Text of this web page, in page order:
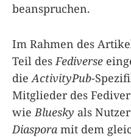
beanspruchen.
Im Rahmen des
Teil des Fediverse
die ActivityPub-
Mitglieder des
wie Bluesky als
Diaspora mit dem